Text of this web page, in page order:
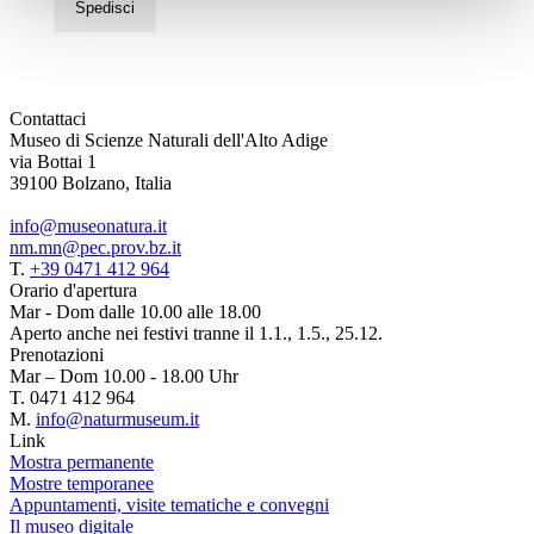
Spedisci
Contattaci
Museo di Scienze Naturali dell'Alto Adige
via Bottai 1
39100 Bolzano, Italia
info@museonatura.it
nm.mn@pec.prov.bz.it
T. +39 0471 412 964
Orario d'apertura
Mar - Dom dalle 10.00 alle 18.00
Aperto anche nei festivi tranne il 1.1., 1.5., 25.12.
Prenotazioni
Mar – Dom 10.00 - 18.00 Uhr
T. 0471 412 964
M. info@naturmuseum.it
Link
Mostra permanente
Mostre temporanee
Appuntamenti, visite tematiche e convegni
Il museo digitale